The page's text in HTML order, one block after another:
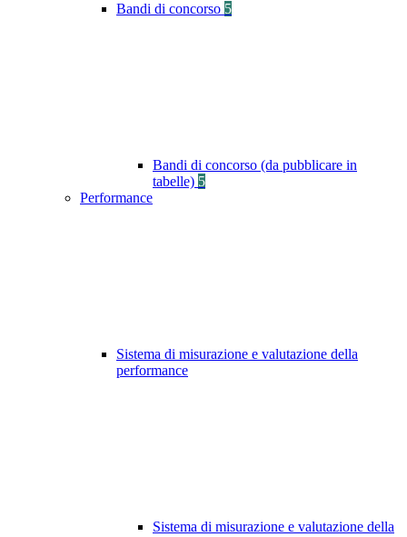
Bandi di concorso 5
Bandi di concorso (da pubblicare in
tabelle) 5
Performance
Sistema di misurazione e valutazione della
performance
Sistema di misurazione e valutazione della